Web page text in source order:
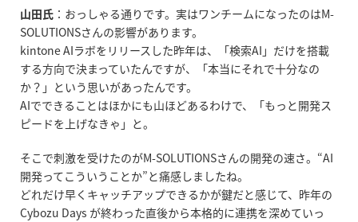
山田氏 ：おっしゃる通りです。実はワンチームになったのはM-
SOLUTIONSさんの影響があります。
kintone AIラボをリリースした昨年は、「検索AI 」だけを搭載
する方向で決まっていたんですが、「本当にそれで十分なの
か？」という思いがあったんです。
AIでできることはほかにも山ほどあるわけで、「もっと開発ス
ピードを上げなきゃ」と。
そこで刺激を受けたのがM-SOLUTIONSさんの開発の速さ。 “AI
開発ってこういうことか”と痛感しましたね。
どれだけ早くキャッチアップできるかが鍵だと感じて、昨年の
Cybozu Days が終わった直後から本格的に連携を深めていっ